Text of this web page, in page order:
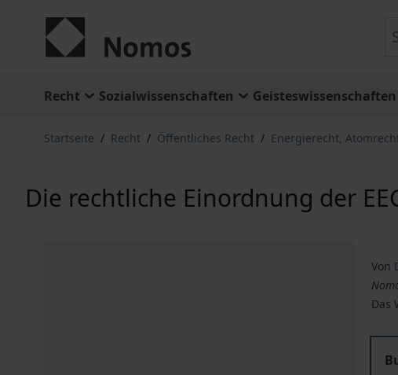
Recht Sozialwissenschaften Geisteswissenschaften
Startseite / Recht / Öffentliches Recht / Energierecht,
Die rechtliche Einordnung der
Von
Das